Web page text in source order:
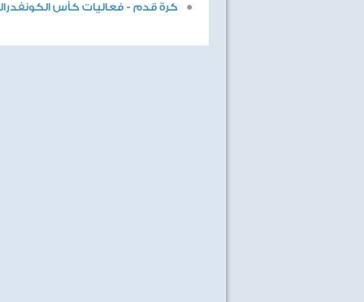
كرة قدم - فعاليات كأس الكونفدرالية